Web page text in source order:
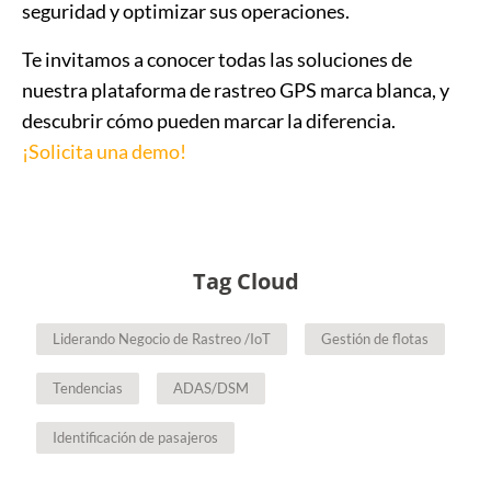
seguridad y optimizar sus operaciones.
Te invitamos a conocer todas las soluciones de
nuestra plataforma de rastreo GPS marca blanca, y
descubrir cómo pueden marcar la diferencia.
¡Solicita una demo!
Tag Cloud
Liderando Negocio de Rastreo /IoT Gestión de flotas
Tendencias ADAS/DSM
Identificación de pasajeros